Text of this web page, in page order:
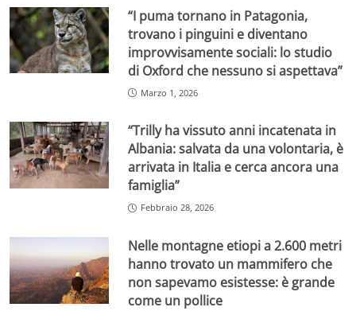
“I puma tornano in Patagonia,
trovano i pinguini e diventano
improvvisamente sociali: lo studio
di Oxford che nessuno si aspettava”
Marzo 1, 2026
“Trilly ha vissuto anni incatenata in
Albania: salvata da una volontaria, è
arrivata in Italia e cerca ancora una
famiglia”
Febbraio 28, 2026
Nelle montagne etiopi a 2.600 metri
hanno trovato un mammifero che
non sapevamo esistesse: è grande
come un pollice